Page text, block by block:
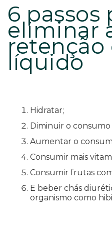
6 passos
eliminar
retenção
líquido
Hidratar;
Diminuir o consumo
Aumentar o
Consumir mais
Consumir frutas
E beber chás
organismo como